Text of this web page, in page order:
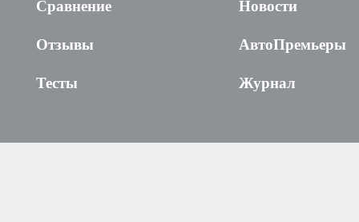
Сравнение
Отзывы
Тесты
Новости
АвтоПремьеры
Журнал